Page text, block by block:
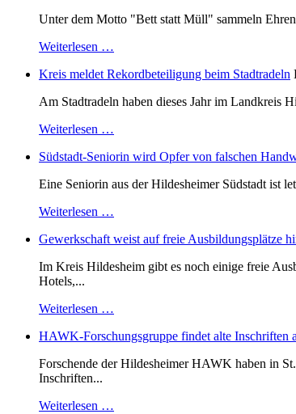
Unter dem Motto "Bett statt Müll" sammeln
Weiterlesen …
Kreis meldet Rekordbeteiligung beim Stadtradeln
Am Stadtradeln haben dieses Jahr im Landkreis
Weiterlesen …
Südstadt-Seniorin wird Opfer von falschen
Eine Seniorin aus der Hildesheimer Südstadt ist
Weiterlesen …
Gewerkschaft weist auf freie Ausbildungsplätze
Im Kreis Hildesheim gibt es noch einige freie
Hotels,...
Weiterlesen …
HAWK-Forschungsgruppe findet alte Inschriften
Forschende der Hildesheimer HAWK haben in
Inschriften...
Weiterlesen …